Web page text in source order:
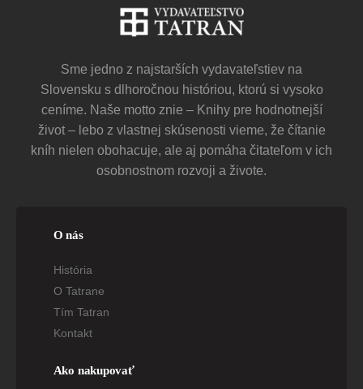
Sme jedno z najstarších vydavateľstiev na
Slovensku s dlhoročnou históriou, ktorú si vysoko
ceníme. Naše motto znie – Knihy pre hodnotnejší
život – lebo z vlastnej skúsenosti vieme, že čítanie
kníh nielen obohacuje, ale aj pomáha čitateľom v ich
osobnostnom rozvoji a živote.
O nás
História
O Tatrane
Tím Tatran
Kontakt
Ako nakupovať